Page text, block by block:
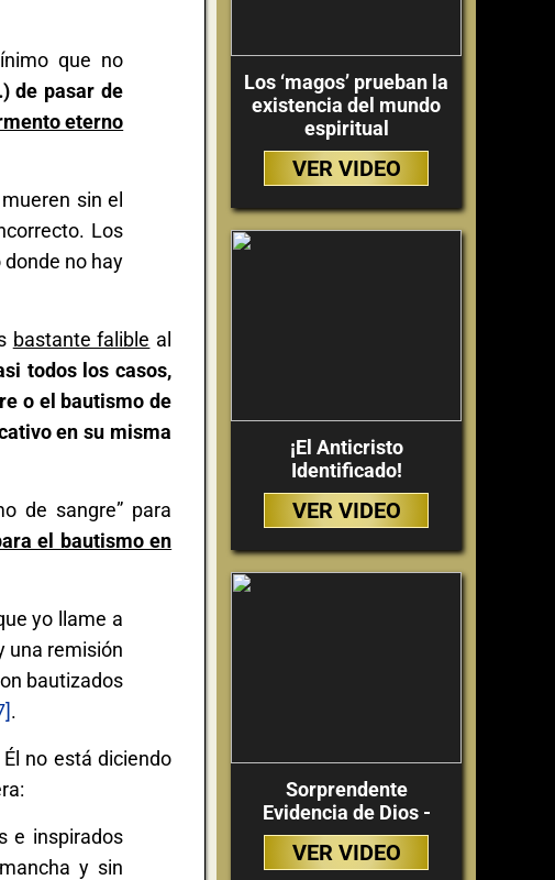
que no
de pasar de
eterno
sin el
Los
no hay
bastante falible al
todos los casos,
o el bautismo de
en su misma
de sangre” para
el bautismo en
yo llame a
una remisión
bautizados
.
no está diciendo
e inspirados
y sin
Los ‘magos’ prueban la
existencia del mundo
espiritual
VER VIDEO
¡El Anticristo
Identificado!
VER VIDEO
Sorprendente
Evidencia de Dios -
VER VIDEO